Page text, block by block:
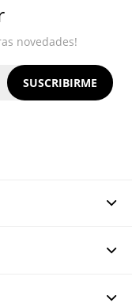
novedades!
SUSCRIBIRME